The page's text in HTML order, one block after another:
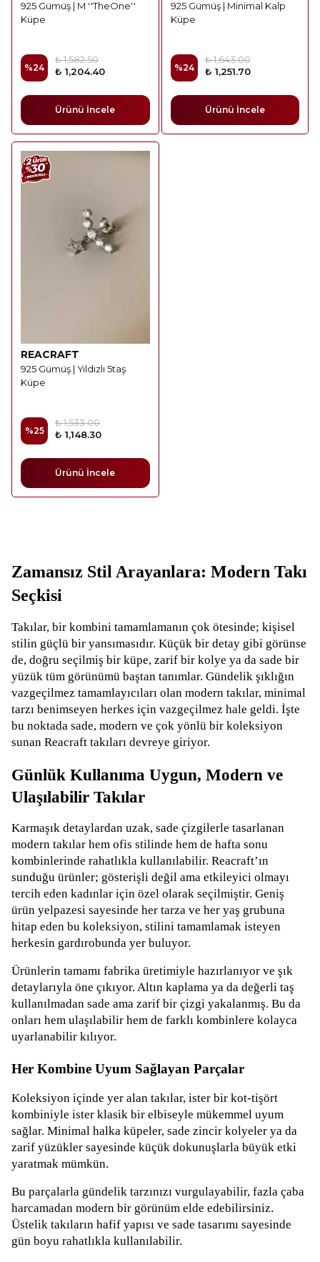
925 Gümüş | M ''TheOne''
Küpe
%24
₺ 1,582.50
₺ 1,204.40
Ürünü İncele
925 Gümüş | Minimal Kalp
Küpe
%24
₺ 1,643.00
₺ 1,251.70
Ürünü İncele
REACRAFT
925 Gümüş | Yıldızlı 5taş
Küpe
%25
₺ 1,533.00
₺ 1,148.30
Ürünü İncele
Zamansız Stil Arayanlara: Modern Takı
Seçkisi
Takılar, bir kombini tamamlamanın çok ötesinde; kişisel
stilin güçlü bir yansımasıdır. Küçük bir detay gibi görünse
de, doğru seçilmiş bir küpe, zarif bir kolye ya da sade bir
yüzük tüm görünümü baştan tanımlar. Gündelik şıklığın
vazgeçilmez tamamlayıcıları olan modern takılar, minimal
tarzı benimseyen herkes için vazgeçilmez hale geldi. İşte
bu noktada sade, modern ve çok yönlü bir koleksiyon
sunan Reacraft takıları devreye giriyor.
Günlük Kullanıma Uygun, Modern ve
Ulaşılabilir Takılar
Karmaşık detaylardan uzak, sade çizgilerle tasarlanan
modern takılar hem ofis stilinde hem de hafta sonu
kombinlerinde rahatlıkla kullanılabilir. Reacraft’ın
sunduğu ürünler; gösterişli değil ama etkileyici olmayı
tercih eden kadınlar için özel olarak seçilmiştir. Geniş
ürün yelpazesi sayesinde her tarza ve her yaş grubuna
hitap eden bu koleksiyon, stilini tamamlamak isteyen
herkesin gardırobunda yer buluyor.
Ürünlerin tamamı fabrika üretimiyle hazırlanıyor ve şık
detaylarıyla öne çıkıyor. Altın kaplama ya da değerli taş
kullanılmadan sade ama zarif bir çizgi yakalanmış. Bu da
onları hem ulaşılabilir hem de farklı kombinlere kolayca
uyarlanabilir kılıyor.
Her Kombine Uyum Sağlayan Parçalar
Koleksiyon içinde yer alan takılar, ister bir kot-tişört
kombiniyle ister klasik bir elbiseyle mükemmel uyum
sağlar. Minimal halka küpeler, sade zincir kolyeler ya da
zarif yüzükler sayesinde küçük dokunuşlarla büyük etki
yaratmak mümkün.
Bu parçalarla gündelik tarzınızı vurgulayabilir, fazla çaba
harcamadan modern bir görünüm elde edebilirsiniz.
Üstelik takıların hafif yapısı ve sade tasarımı sayesinde
gün boyu rahatlıkla kullanılabilir.